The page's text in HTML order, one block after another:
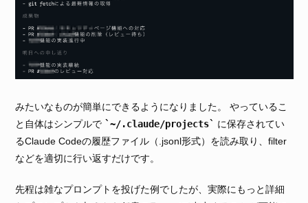
みたいなものが簡単にできるようになりました。 やっているこ
と自体はシンプルで
~/.claude/projects
に保存されてい
るClaude Codeの履歴ファイル（.jsonl形式）を読み取り、filter
などを適切に行い返すだけです。
先程は雑なプロンプトを投げた例でしたが、実際にもっと詳細